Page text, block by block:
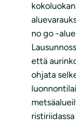
no go -
että
ohjata